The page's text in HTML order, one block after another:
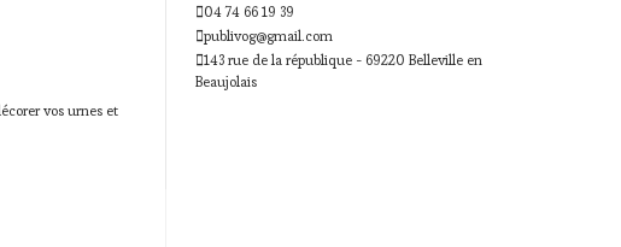
vos urnes et
04 74 66 19 39
publivog@gmail.com
143 rue de la république - 69220 Belleville en
Beaujolais